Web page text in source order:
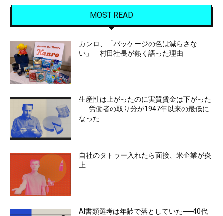
MOST READ
カンロ、「パッケージの色は減らさな
い」 村田社長が熱く語った理由
生産性は上がったのに実質賃金は下がった
──労働者の取り分が1947年以来の最低に
なった
自社のタトゥー入れたら面接、米企業が炎
上
AI書類選考は年齢で落としていた──40代